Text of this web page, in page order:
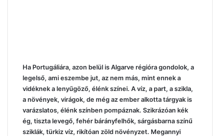
Ha Portugáliára, azon belül is Algarve régióra gondolok, a
legelső, ami eszembe jut, az nem más, mint ennek a
vidéknek a lenyűgöző, élénk színei. A víz, a part, a szikla,
a növények, virágok, de még az ember alkotta tárgyak is
varázslatos, élénk színben pompáznak. Szikrázóan kék
ég, tiszta levegő, fehér bárányfelhők, sárgásbarna színű
sziklák, türkiz víz, rikítóan zöld növényzet. Megannyi